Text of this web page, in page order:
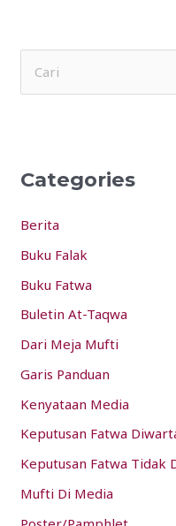
c
f
o
r
:
Categories
Berita
Buku Falak
Buku Fatwa
Buletin At-Taqwa
Dari Meja Mufti
Garis Panduan
Kenyataan Media
Keputusan Fatwa
Keputusan Fatwa Tidak
Mufti Di Media